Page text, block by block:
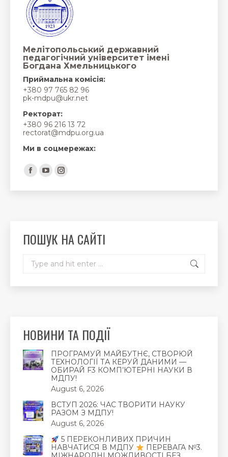
Мелітопольський державний
педагогічний університет імені
Богдана Хмельницького
Приймальна комісія:
+380 97 765 82 96
pk-mdpu@ukr.net
Ректорат:
+380 96 216 13 72
rectorat@mdpu.org.ua
Ми в соцмережах:
Find us on:
Facebook
page
window
YouTube
page
window
Instagram
page
window
ПОШУК НА САЙТІ
НОВИНИ ТА ПОДІЇ
ПРОГРАМУЙ МАЙБУТНЄ, СТВОРЮЙ
ТЕХНОЛОГІЇ ТА КЕРУЙ ДАНИМИ —
ОБИРАЙ F3 КОМП’ЮТЕРНІ НАУКИ В
МДПУ!
August 6, 2026
ВСТУП 2026: ЧАС ТВОРИТИ НАУКУ
РАЗОМ З МДПУ!
August 6, 2026
5 ПЕРЕКОНЛИВИХ ПРИЧИН
НАВЧАТИСЯ В МДПУ
ПЕРЕВАГА №3.